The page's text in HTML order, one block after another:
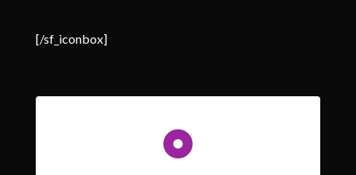
[/sf_iconbox]